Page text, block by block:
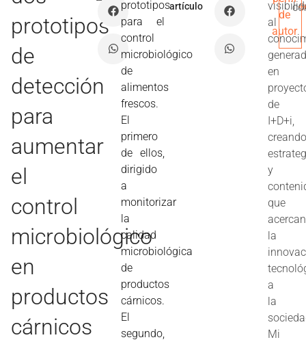
prototipos
de
detección
para
aumentar
el
control
microbiológico
en
productos
cárnicos
prototipos
para el
control
microbiológico
de
alimentos
frescos.
El
primero
de ellos,
dirigido
a
monitorizar
la
calidad
microbiológica
de
productos
cárnicos.
El
segundo,
artículo
al
en
de
I+D+i,
y
que
acercan
la
a
la
Mi
de
autor